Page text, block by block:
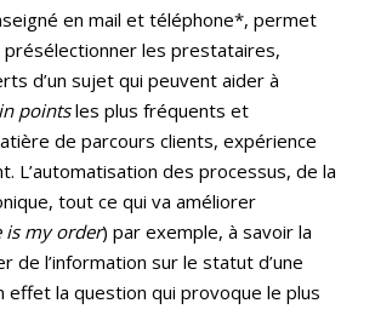
en mail et téléphone*, permet
présélectionner les prestataires,
d’un sujet qui peuvent aider à
pointsles plus fréquents et
de parcours clients, expérience
L’automatisation des processus, de la
tout ce qui va améliorer
is my order) par exemple, à savoir la
de l’information sur le statut d’une
effet la question qui provoque le plus